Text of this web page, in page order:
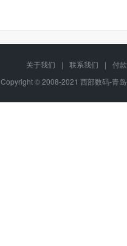
关于我们 | 联系我们 |
付
Copyright © 2008-2021 西部数码-青